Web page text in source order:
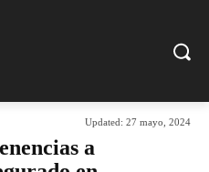
Updated: 27 mayo, 2024
a